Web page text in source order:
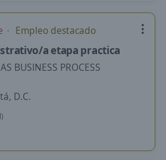
Empleo destacado
a etapa practica
BUSINESS PROCESS
D.C.